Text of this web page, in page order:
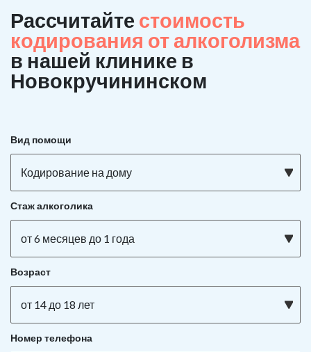
Рассчитайте стоимость
кодирования от алкоголизма
в нашей клинике в
Новокручининском
Вид помощи
Кодирование на дому
Стаж алкоголика
от 6 месяцев до 1 года
Возраст
от 14 до 18 лет
Номер телефона